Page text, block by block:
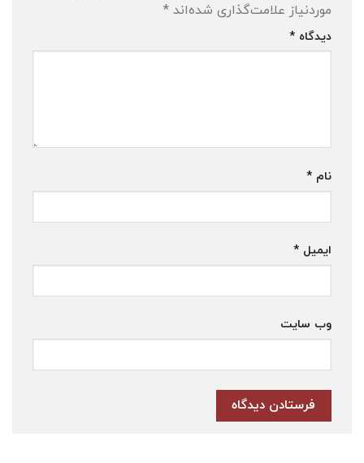
موردنیاز علامت‌گذاری شده‌اند *
دیدگاه *
نام *
ایمیل *
وب‌ سایت